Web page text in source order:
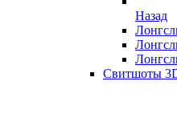
Назад
Свитшоты